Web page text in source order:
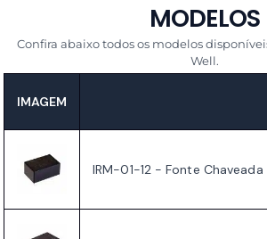
MODELOS
Confira abaixo todos os modelos
Well.
IMAGEM
IRM-01-12 - Fonte